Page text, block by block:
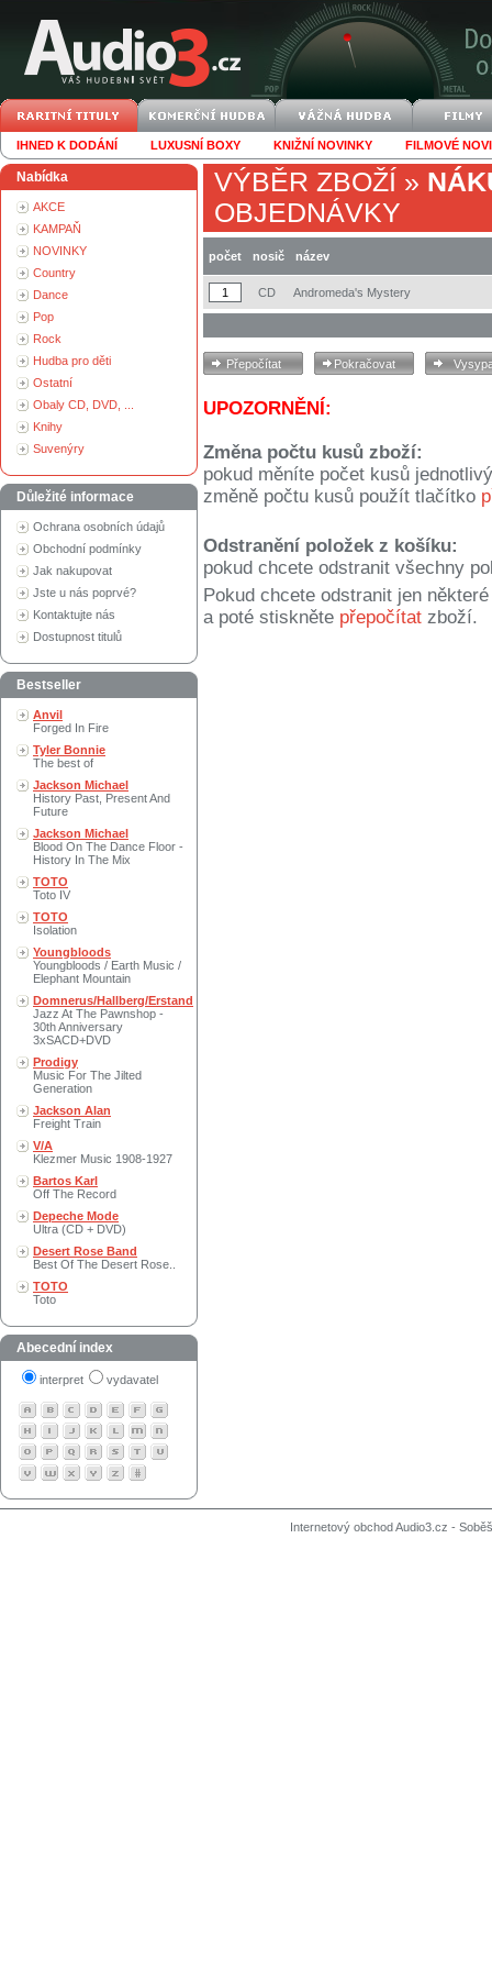
IHNED K DODÁNÍ LUXUSNÍ BOXY KNIŽNÍ NOVINKY FILMOVÉ
Nabídka
AKCE
KAMPAŇ
NOVINKY
Country
Dance
Pop
Rock
Hudba pro děti
Ostatní
Obaly CD, DVD, ...
Knihy
Suvenýry
Důležité informace
Ochrana osobních údajů
Obchodní podmínky
Jak nakupovat
Jste u nás poprvé?
Kontaktujte nás
Dostupnost titulů
Bestseller
Anvil
Forged In Fire
Tyler Bonnie
The best of
Jackson Michael
History Past, Present And
Future
Jackson Michael
Blood On The Dance Floor -
History In The Mix
TOTO
Toto IV
TOTO
Isolation
Youngbloods
Youngbloods / Earth Music /
Elephant Mountain
Domnerus/Hallberg/Erstand
Jazz At The Pawnshop -
30th Anniversary
3xSACD+DVD
Prodigy
Music For The Jilted
Generation
Jackson Alan
Freight Train
V/A
Klezmer Music 1908-1927
Bartos Karl
Off The Record
Depeche Mode
Ultra (CD + DVD)
Desert Rose Band
Best Of The Desert Rose..
TOTO
Toto
Abecední index
interpret vydavatel
VÝBĚR ZBOŽÍ »
OBJEDNÁVKY
počet nosič název
CD Andromeda's Mystery
UPOZORNĚNÍ:
Změna počtu kusů zboží:
pokud měníte počet kusů
změně počtu kusů použít tlačítko
Odstranění položek z košíku:
pokud chcete odstranit všechny
Pokud chcete odstranit jen
a poté stiskněte přepočítat zboží.
Internetový obchod Audio3.cz -